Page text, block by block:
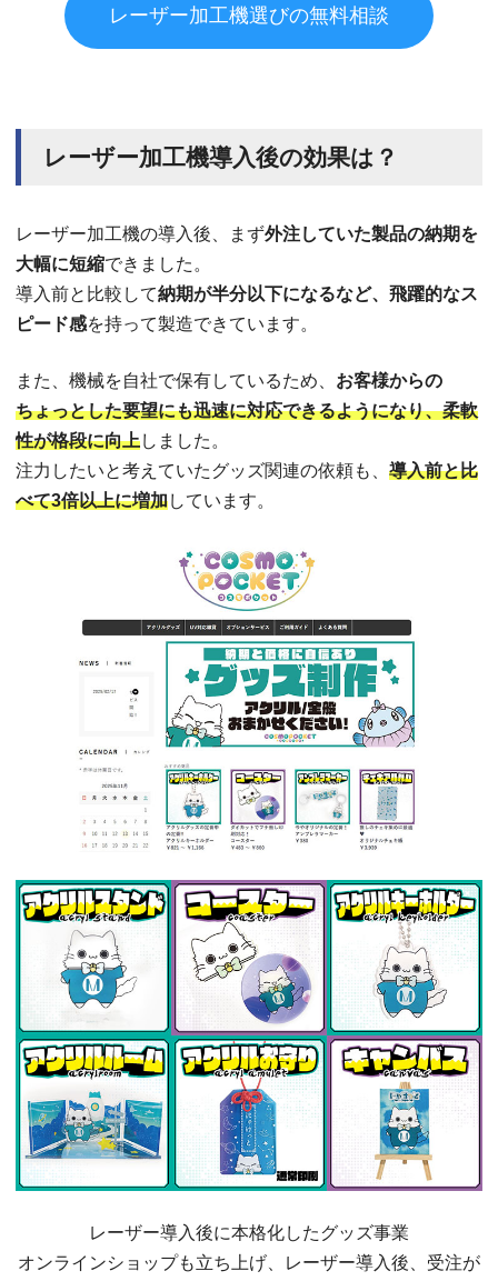
レーザー加工機選びの無料相談
レーザー加工機導入後の効果は？
レーザー加工機の導入後、まず外注していた製品の納期を
大幅に短縮できました。
導入前と比較して納期が半分以下になるなど、飛躍的なス
ピード感を持って製造できています。
また、機械を自社で保有しているため、 お客様からの
ちょっとした要望にも迅速に対応できるようになり、柔軟
性が格段に向上しました。
注力したいと考えていたグッズ関連の依頼も、 導入前と比
べて3倍以上に増加しています。
レーザー導入後に本格化したグッズ事業
オンラインショップも立ち上げ、レーザー導入後、受注が